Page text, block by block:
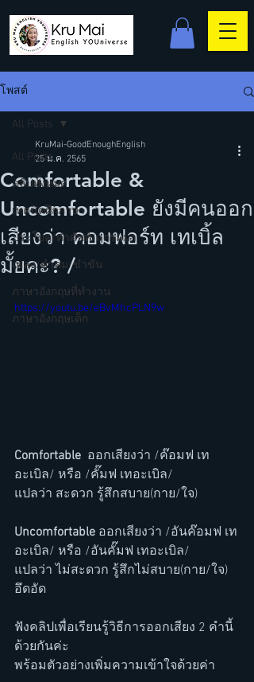
โพสต์
All Posts
คลิปทั้งหมด
เทคนิคฝึกภาษา
ประโยค/คำศัพท์/แกรมม่า
เพลง/คำคม/ขำขัน
ภาษาอังกฤษที่ทำงาน
ภาษาอังกฤษเด็ก
All Posts
Comfortable &
Uncomfortable ยังมีคนออก
เสียงว่า คอมฟอร์ท เทเบิ้ล
มั้ยคะ? /
KruMai-GoodEnoughEnglish
25 ม.ค. 2565
https://youtu.be/eBvMhcPLN9w
Comfortable ออกเสียงว่า /ค๊อมฟ เท
อะเบิล/ หรือ /คั๊มฟ เทอะเบิล/
แปลว่า สะดวก รู้สึกสบาย(กาย/ใจ)
Uncomfortable ออกเสียงว่า /อันค๊อมฟ เท
อะเบิล/ หรือ /อันคั๊มฟ เทอะเบิล/
แปลว่า ไม่สะดวก รู้สึกไม่สบาย(กาย/ใจ)
อึดอัด
ฟังคลิปเพื่อเรียนรู้วิธีการออกเสียง 2 คำนี้
ด้วยกันค่ะ
พร้อมตัวอย่างเพิ่มความเข้าใจด้วยค่า